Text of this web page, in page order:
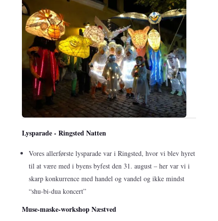
Lysparade - Ringsted Natten
Vores allerførste lysparade var i Ringsted, hvor vi blev hyret
til at være med i byens byfest den 31. august – her var vi i
skarp konkurrence med handel og vandel og ikke mindst
“shu-bi-dua koncert”
Muse-maske-workshop Næstved